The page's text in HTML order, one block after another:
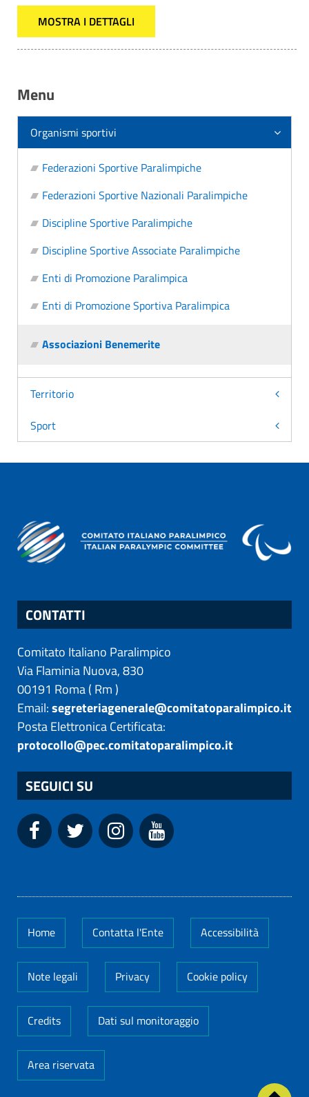
MOSTRA I DETTAGLI
Menu
Organismi sportivi
Federazioni Sportive Paralimpiche
Federazioni Sportive Nazionali Paralimpiche
Discipline Sportive Paralimpiche
Discipline Sportive Associate Paralimpiche
Enti di Promozione Paralimpica
Enti di Promozione Sportiva Paralimpica
Associazioni Benemerite
Territorio
Sport
CONTATTI
Comitato Italiano Paralimpico
Via Flaminia Nuova, 830
00191 Roma( Rm)
Email:segreteriagenerale@comitatoparalimpico.it
Posta Elettronica Certificata:
protocollo@pec.comitatoparalimpico.it
SEGUICI SU
Home Contatta l'Ente Accessibilità
Note legali Privacy Cookie policy
Credits Dati sul monitoraggio
Area riservata